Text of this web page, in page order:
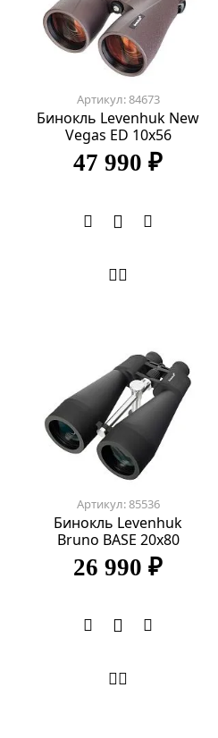
Артикул: 84673
Бинокль Levenhuk New
Vegas ED 10x56
47 990 ₽
Артикул: 85536
Бинокль Levenhuk
Bruno BASE 20x80
26 990 ₽